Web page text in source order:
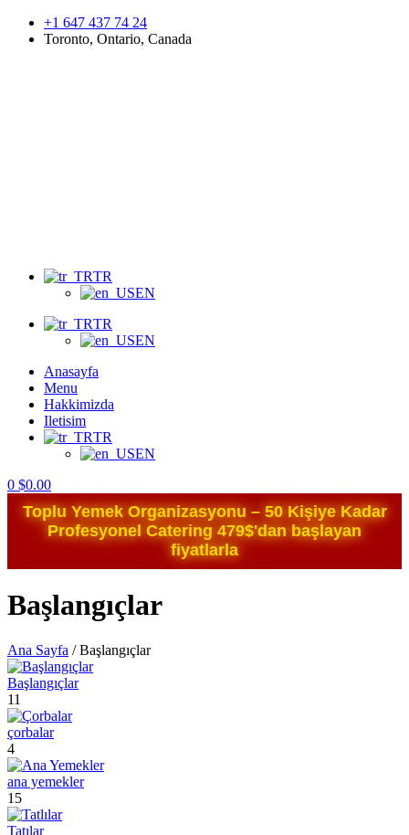
+1 647 437 74 24
Toronto, Ontario, Canada
TR
EN
TR
EN
Anasayfa
Menu
Hakkimizda
Iletisim
TR
EN
0 $0.00
Toplu Yemek Organizasyonu – 50 Kişiye Kadar
Profesyonel Catering 479$'dan başlayan
fiyatlarla
Başlangıçlar
Ana Sayfa /Başlangıçlar
Başlangıçlar
11
çorbalar
4
ana yemekler
15
Tatılar